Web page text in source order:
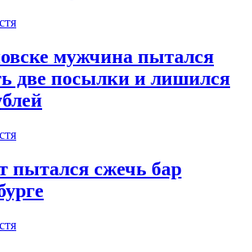
мужчина пытался
две посылки и лишился
пытался сжечь бар